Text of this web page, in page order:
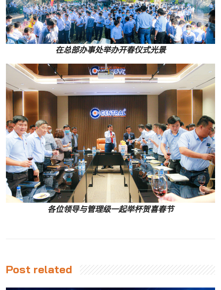
在总部办事处举办开春仪式光景
各位领导与管理级一起举杯贺喜春节
Post related